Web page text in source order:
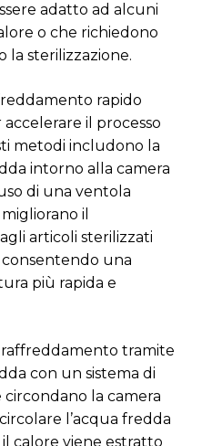
adatto ad alcuni
o che richiedono
la sterilizzazione.
rapido
il processo
metodi includono la
intorno alla camera
di una ventola
il
articoli sterilizzati
consentendo una
più rapida e
raffreddamento tramite
con un sistema di
la camera
l’acqua fredda
calore viene estratto